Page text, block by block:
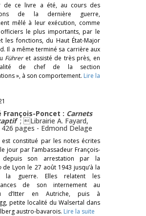
de ce livre a été, au cours des
de la dernière guerre,
mêlé à leur exécution, comme
le plus importants, par le
les fonctions, du Haut État-Major
Il a même terminé sa carrière aux
Führeret assisté de très près, en
de chef de la section
», à son comportement. Lire la
François-Poncet : Carnets
; Librairie A. Fayard,
426 pages - Edmond Delage
est constitué par les notes écrites
jour par l’ambassadeur François-
depuis son arrestation par la
de Lyon le 27 août 1943 jusqu’à la
guerre. Elles relatent les
de son internement au
d’Itter en Autriche, puis à
petite localité du Walsertal dans
austro-bavarois. Lire la suite